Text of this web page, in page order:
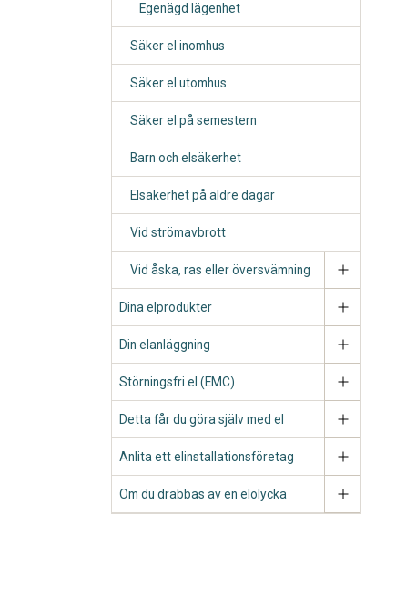
Egenägd lägenhet
Säker el inomhus
Säker el utomhus
Säker el på semestern
Barn och elsäkerhet
Elsäkerhet på äldre dagar
Vid strömavbrott
Vid åska, ras eller översvämning
Dina elprodukter
Din elanläggning
Störningsfri el (EMC)
Detta får du göra själv med el
Anlita ett elinstallationsföretag
Om du drabbas av en elolycka